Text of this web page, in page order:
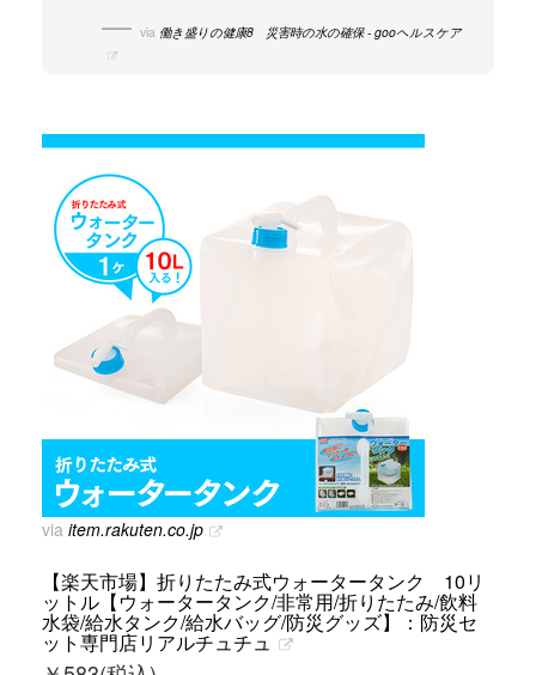
via 働き盛りの健康8 災害時の水の確保 - gooヘルスケア
via item.rakuten.co.jp
【楽天市場】折りたたみ式ウォータータンク 10リ
ットル【ウォータータンク/非常用/折りたたみ/飲料
水袋/給水タンク/給水バッグ/防災グッズ】：防災セ
ット専門店リアルチュチュ